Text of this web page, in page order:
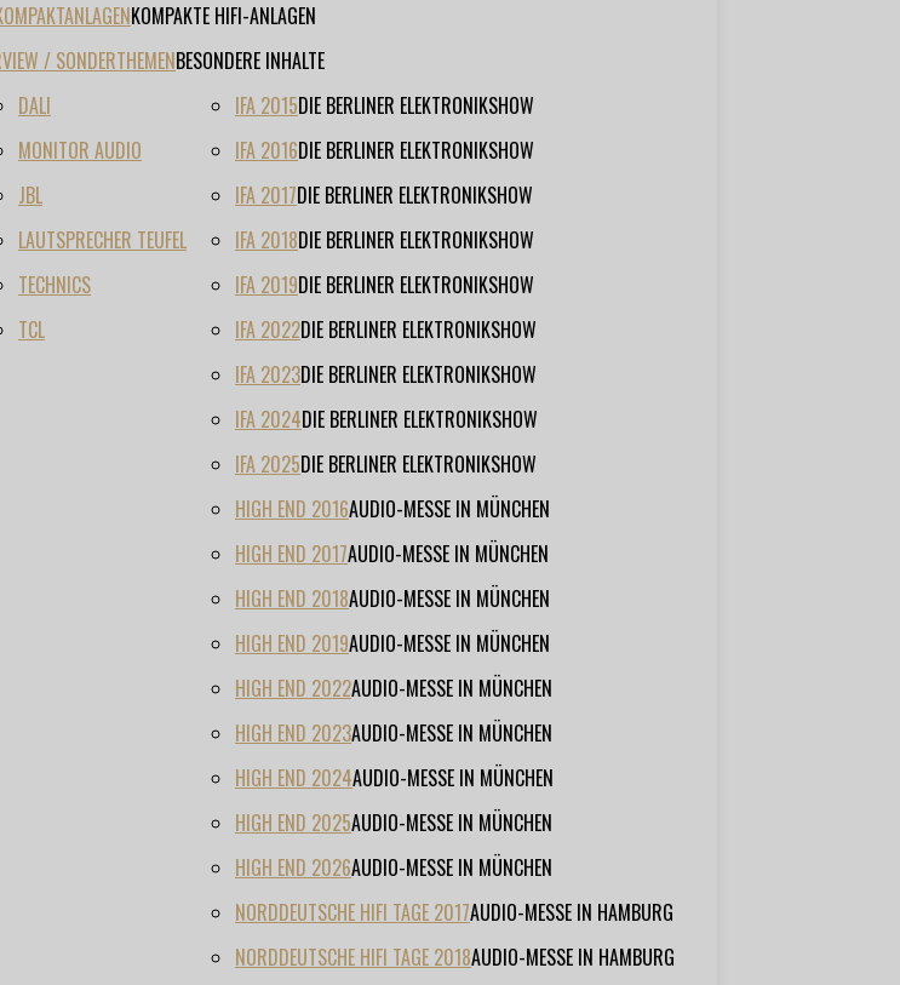
KOMPAKTE HIFI-ANLAGEN
/ SONDERTHEMENBESONDERE INHALTE
DALI
MONITOR AUDIO
JBL
LAUTSPRECHER TEUFEL
TECHNICS
TCL
IFA 2015DIE BERLINER ELEKTRONIKSHOW
IFA 2016DIE BERLINER ELEKTRONIKSHOW
IFA 2017DIE BERLINER ELEKTRONIKSHOW
IFA 2018DIE BERLINER ELEKTRONIKSHOW
IFA 2019DIE BERLINER ELEKTRONIKSHOW
IFA 2022DIE BERLINER ELEKTRONIKSHOW
IFA 2023DIE BERLINER ELEKTRONIKSHOW
IFA 2024DIE BERLINER ELEKTRONIKSHOW
IFA 2025DIE BERLINER ELEKTRONIKSHOW
HIGH END 2016AUDIO-MESSE IN MÜNCHEN
HIGH END 2017AUDIO-MESSE IN MÜNCHEN
HIGH END 2018AUDIO-MESSE IN MÜNCHEN
HIGH END 2019AUDIO-MESSE IN MÜNCHEN
HIGH END 2022AUDIO-MESSE IN MÜNCHEN
HIGH END 2023AUDIO-MESSE IN MÜNCHEN
HIGH END 2024AUDIO-MESSE IN MÜNCHEN
HIGH END 2025AUDIO-MESSE IN MÜNCHEN
HIGH END 2026AUDIO-MESSE IN MÜNCHEN
NORDDEUTSCHE HIFI TAGE 2017AUDIO-MESSE IN HAMBURG
NORDDEUTSCHE HIFI TAGE 2018AUDIO-MESSE IN HAMBURG